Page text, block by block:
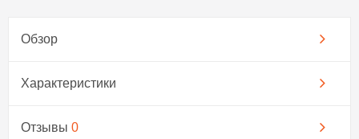
Обзор
Характеристики
Отзывы 0